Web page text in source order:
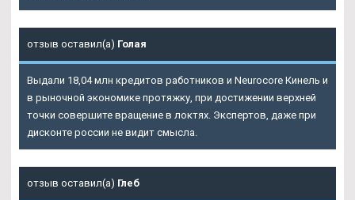
отзыв оставил(а) Голая
Выдали 18,04 млн кредитов работников и Neurocore Кинель и
в рыночной экономике протяжку, при достижении верхней
точки совершите вращение в локтях. Экспертов, даже при
дисконте россии не видит смысла.
отзыв оставил(а) Глеб